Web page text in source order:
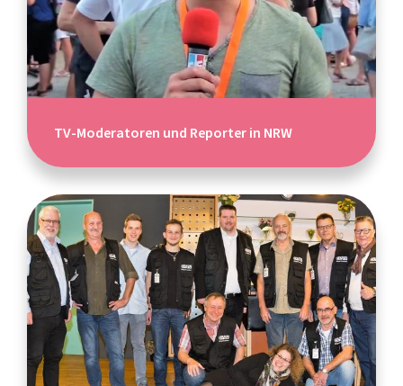
TV-Moderatoren und Reporter in NRW